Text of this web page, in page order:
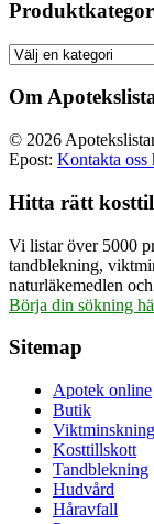
priset
499.00 kr.
är:
Om
© 2026
Epost: Kontakta oss
Hitta rätt
Vi listar över 5000
tandblekning,
naturläkemedlen
Börja din sökning
Sitemap
Apotek online
Butik
Viktminskning
Kosttillskott
Tandblekning
Hudvård
Håravfall